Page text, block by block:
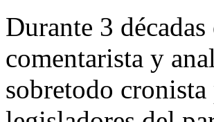
Durante 3
comentarista y
sobretodo